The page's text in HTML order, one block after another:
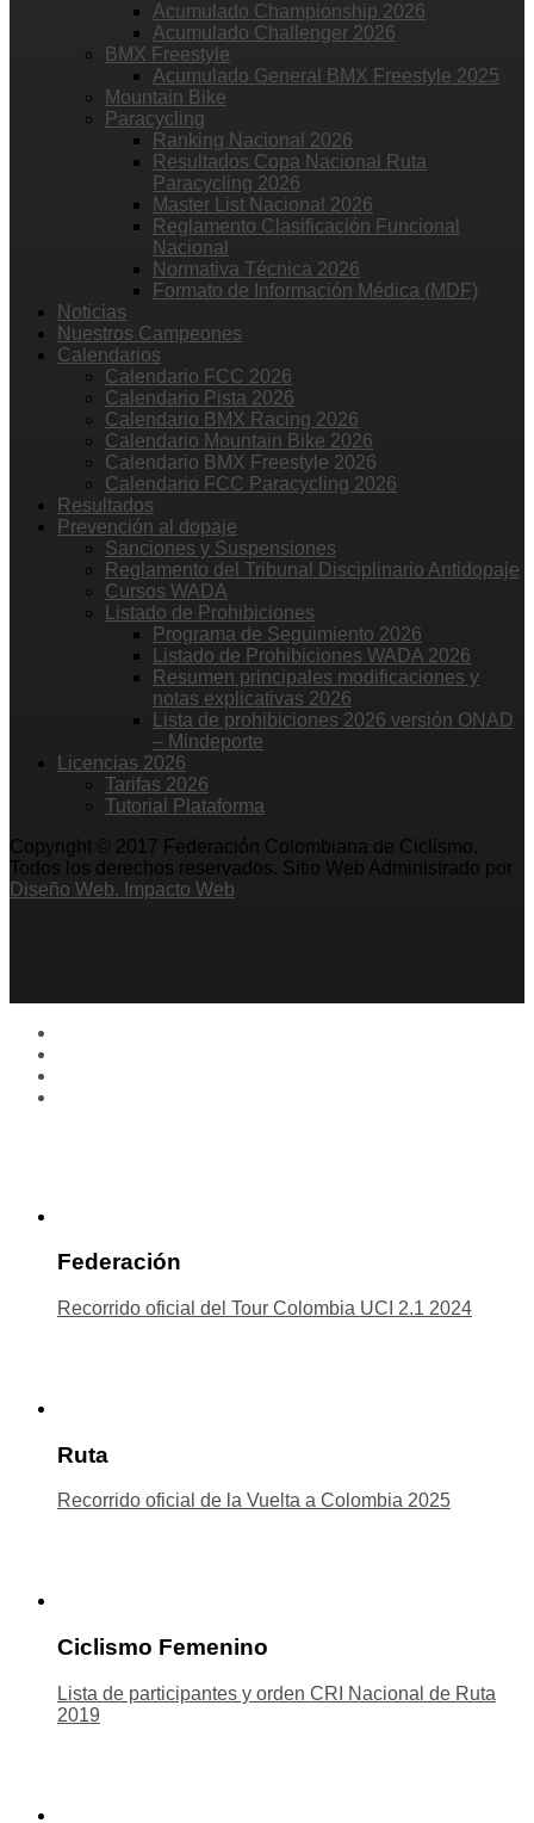
Acumulado Championship 2026
Acumulado Challenger 2026
BMX Freestyle
Acumulado General BMX Freestyle 2025
Mountain Bike
Paracycling
Ranking Nacional 2026
Resultados Copa Nacional Ruta
Paracycling 2026
Master List Nacional 2026
Reglamento Clasificación Funcional
Nacional
Normativa Técnica 2026
Formato de Información Médica (MDF)
Noticias
Nuestros Campeones
Calendarios
Calendario FCC 2026
Calendario Pista 2026
Calendario BMX Racing 2026
Calendario Mountain Bike 2026
Calendario BMX Freestyle 2026
Calendario FCC Paracycling 2026
Resultados
Prevención al dopaje
Sanciones y Suspensiones
Reglamento del Tribunal Disciplinario Antidopaje
Cursos WADA
Listado de Prohibiciones
Programa de Seguimiento 2026
Listado de Prohibiciones WADA 2026
Resumen principales modificaciones y
notas explicativas 2026
Lista de prohibiciones 2026 versión ONAD
– Mindeporte
Licencias 2026
Tarifas 2026
Tutorial Plataforma
Copyright © 2017 Federación Colombiana de Ciclismo.
Todos los derechos reservados. Sitio Web Administrado por
Diseño Web. Impacto Web
Federación
Recorrido oficial del Tour Colombia UCI 2.1 2024
Ruta
Recorrido oficial de la Vuelta a Colombia 2025
Ciclismo Femenino
Lista de participantes y orden CRI Nacional de Ruta
2019